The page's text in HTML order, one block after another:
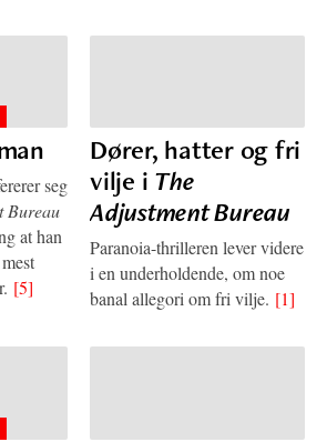
seg
Bureau
at han
[5]
Dører, hatter og fri
vilje i The
Adjustment Bureau
Paranoia-thrilleren lever videre
i en underholdende, om noe
banal allegori om fri vilje. [1]